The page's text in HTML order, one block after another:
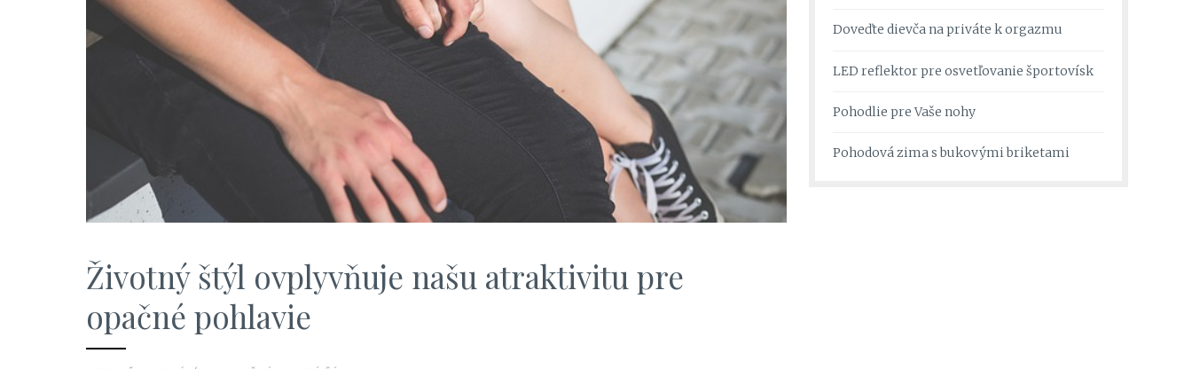
Životný štýl ovplyvňuje našu atraktivitu pre
opačné pohlavie
Doveďte dievča na priváte k orgazmu
LED reflektor pre osvetľovanie športovísk
Pohodlie pre Vaše nohy
Pohodová zima s bukovými briketami